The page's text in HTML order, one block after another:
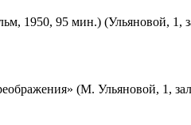
1950, 95 мин.) (Ульяновой, 1,
(М. Ульяновой, 1,